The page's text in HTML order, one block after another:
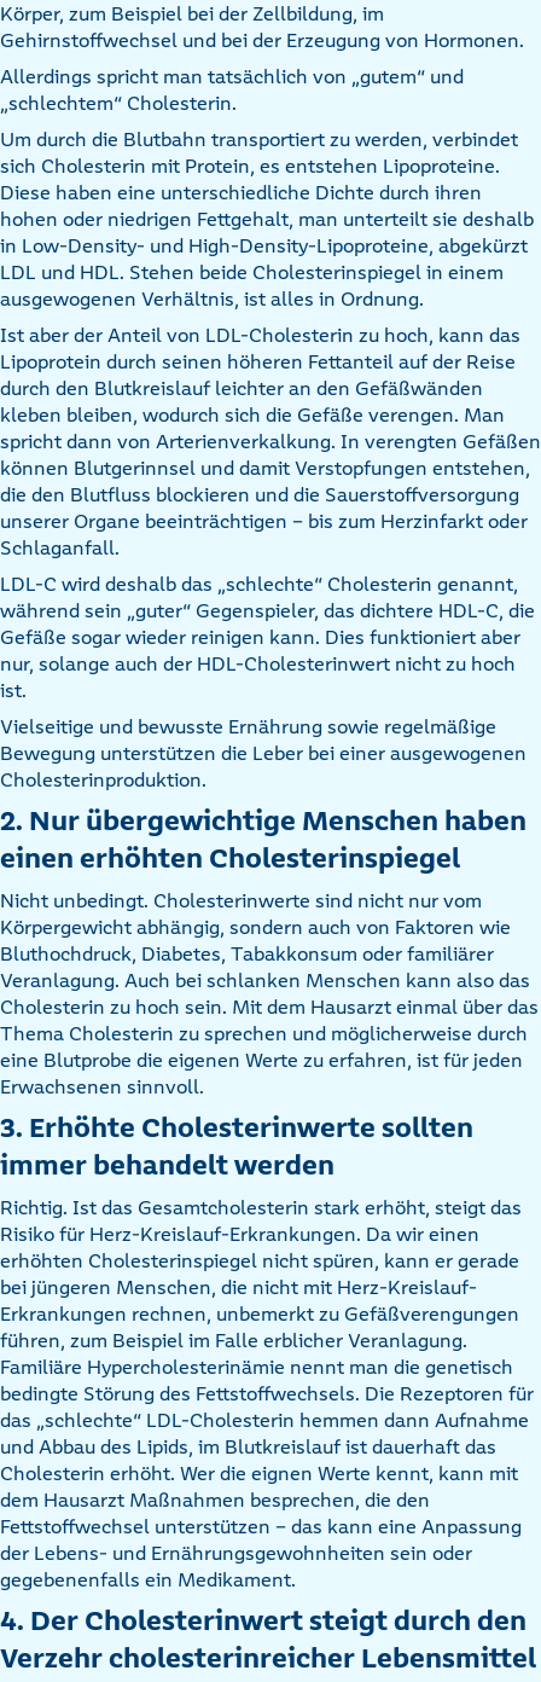
Körper, zum Beispiel bei der Zellbildung, im
Gehirnstoffwechsel und bei der Erzeugung von Hormonen.
Allerdings spricht man tatsächlich von „gutem“ und
„schlechtem“ Cholesterin.
Um durch die Blutbahn transportiert zu werden, verbindet
sich Cholesterin mit Protein, es entstehen Lipoproteine.
Diese haben eine unterschiedliche Dichte durch ihren
hohen oder niedrigen Fettgehalt, man unterteilt sie deshalb
in Low-Density- und High-Density-Lipoproteine, abgekürzt
LDL und HDL. Stehen beide Cholesterinspiegel in einem
ausgewogenen Verhältnis, ist alles in Ordnung.
Ist aber der Anteil von LDL-Cholesterin zu hoch, kann das
Lipoprotein durch seinen höheren Fettanteil auf der Reise
durch den Blutkreislauf leichter an den Gefäßwänden
kleben bleiben, wodurch sich die Gefäße verengen. Man
spricht dann von Arterienverkalkung. In verengten Gefäßen
können Blutgerinnsel und damit Verstopfungen entstehen,
die den Blutfluss blockieren und die Sauerstoffversorgung
unserer Organe beeinträchtigen – bis zum Herzinfarkt oder
Schlaganfall.
LDL-C wird deshalb das „schlechte“ Cholesterin genannt,
während sein „guter“ Gegenspieler, das dichtere HDL-C, die
Gefäße sogar wieder reinigen kann. Dies funktioniert aber
nur, solange auch der HDL-Cholesterinwert nicht zu hoch
ist.
Vielseitige und bewusste Ernährung sowie regelmäßige
Bewegung unterstützen die Leber bei einer ausgewogenen
Cholesterinproduktion.
2. Nur übergewichtige Menschen haben
einen erhöhten Cholesterinspiegel
Nicht unbedingt. Cholesterinwerte sind nicht nur vom
Körpergewicht abhängig, sondern auch von Faktoren wie
Bluthochdruck, Diabetes, Tabakkonsum oder familiärer
Veranlagung. Auch bei schlanken Menschen kann also das
Cholesterin zu hoch sein. Mit dem Hausarzt einmal über das
Thema Cholesterin zu sprechen und möglicherweise durch
eine Blutprobe die eigenen Werte zu erfahren, ist für jeden
Erwachsenen sinnvoll.
3. Erhöhte Cholesterinwerte sollten
immer behandelt werden
Richtig. Ist das Gesamtcholesterin stark erhöht, steigt das
Risiko für Herz-Kreislauf-Erkrankungen. Da wir einen
erhöhten Cholesterinspiegel nicht spüren, kann er gerade
bei jüngeren Menschen, die nicht mit Herz-Kreislauf-
Erkrankungen rechnen, unbemerkt zu Gefäßverengungen
führen, zum Beispiel im Falle erblicher Veranlagung.
Familiäre Hypercholesterinämie nennt man die genetisch
bedingte Störung des Fettstoffwechsels. Die Rezeptoren für
das „schlechte“ LDL-Cholesterin hemmen dann Aufnahme
und Abbau des Lipids, im Blutkreislauf ist dauerhaft das
Cholesterin erhöht. Wer die eignen Werte kennt, kann mit
dem Hausarzt Maßnahmen besprechen, die den
Fettstoffwechsel unterstützen – das kann eine Anpassung
der Lebens- und Ernährungsgewohnheiten sein oder
gegebenenfalls ein Medikament.
4. Der Cholesterinwert steigt durch den
Verzehr cholesterinreicher Lebensmittel